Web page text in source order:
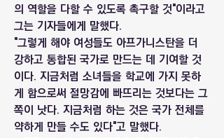
의 역할을 다할 수 있도록 촉구할 것"이라고
그는 기자들에게 말했다.
"그렇게 해야 여성들도 아프가니스탄을 더
강하고 통합된 국가로 만드는 데 기여할 것
이다. 지금처럼 소녀들을 학교에 가지 못하
게 함으로써 절망감에 빠뜨리는 것보다는 그
쪽이 낫다. 지금처럼 하는 것은 국가 전체를
약하게 만들 수도 있다"고 말했다.